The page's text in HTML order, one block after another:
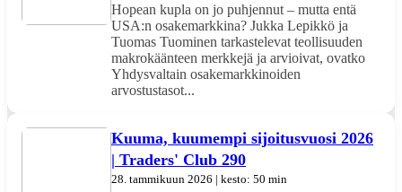
Hopean kupla on jo puhjennut – mutta entä
USA:n osakemarkkina? Jukka Lepikkö ja
Tuomas Tuominen tarkastelevat teollisuuden
makrokäänteen merkkejä ja arvioivat, ovatko
Yhdysvaltain osakemarkkinoiden
arvostustasot...
Kuuma, kuumempi sijoitusvuosi 2026
| Traders' Club 290
28. tammikuun 2026 | kesto: 50 min